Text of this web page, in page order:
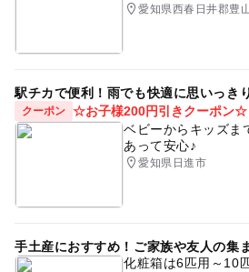
愛知県西春日井郡豊
駅チカで便利！雨でも快適に思いっき
クーポン ☆お子様200円引きクーポン☆
ベビーからキッズま
あって安心♪
愛知県日進市
手土産におすすめ！ご家族や友人の集
化粧箱は6匹用～10